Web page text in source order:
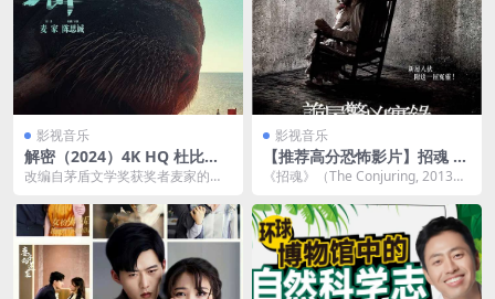
影视音乐
解密（2024）4K HQ 杜比视
界
改编自茅盾文学奖获奖者麦家的三
声》）中的同名小说，讲述...
影视音乐
【推荐高分恐怖影片】招魂 T
he Conjuring (2013)【美
国】【豆瓣高分8.1】【未删减
版】 中字 精彩影片
《招魂》（The Conjuring, 2013）